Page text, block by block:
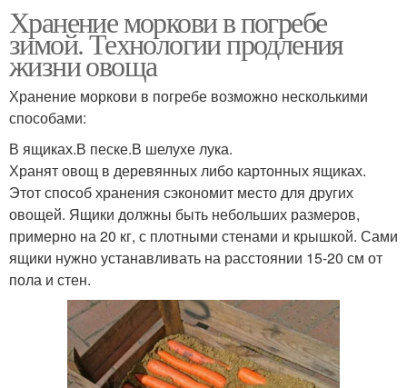
Хранение моркови в погребе
зимой. Технологии продления
жизни овоща
Хранение моркови в погребе возможно несколькими
способами:
В ящиках.В песке.В шелухе лука.
Хранят овощ в деревянных либо картонных ящиках.
Этот способ хранения сэкономит место для других
овощей. Ящики должны быть небольших размеров,
примерно на 20 кг, с плотными стенами и крышкой. Сами
ящики нужно устанавливать на расстоянии 15-20 см от
пола и стен.